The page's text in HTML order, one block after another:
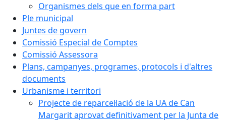
Organismes dels que en forma part
Ple municipal
Juntes de govern
Comissió Especial de Comptes
Comissió Assessora
Plans, campanyes, programes, protocols i d'altres
documents
Urbanisme i territori
Projecte de reparcel·lació de la UA de Can
Margarit aprovat definitivament per la Junta de